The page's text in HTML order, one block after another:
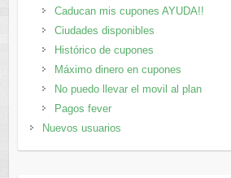
Caducan mis cupones AYUDA!!
Ciudades disponibles
Histórico de cupones
Máximo dinero en cupones
No puedo llevar el movil al plan
Pagos fever
Nuevos usuarios